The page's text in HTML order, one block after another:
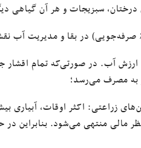
درختان، سبزیجات و هر آن گیاهی
ارزش آب. در صورتی‌که تمام
به مصرف می‌رسد؛
زراعتی: اکثر اوقات، آبیاری
مالی منتهی می‌شود. بنابراین